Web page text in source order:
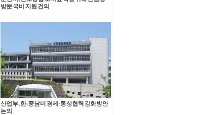
방문 국비 지원 건의
산업부, 한-중남미 경제·통상협력 강화방안
논의